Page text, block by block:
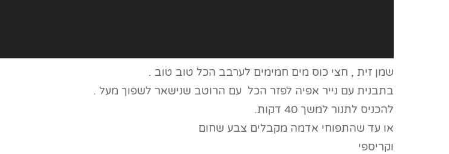
שמן זית , חצי כוס מים חמימים לערבב הכל טוב טוב .
בתבנית עם נייר אפיה לפזר הכל עם הרוטב שנישאר לשפוך מעל .
להכניס לתנור למשך 40 דקות.
או עד שהתפוחי אדמה מקבלים צבע שחום
וקריספי